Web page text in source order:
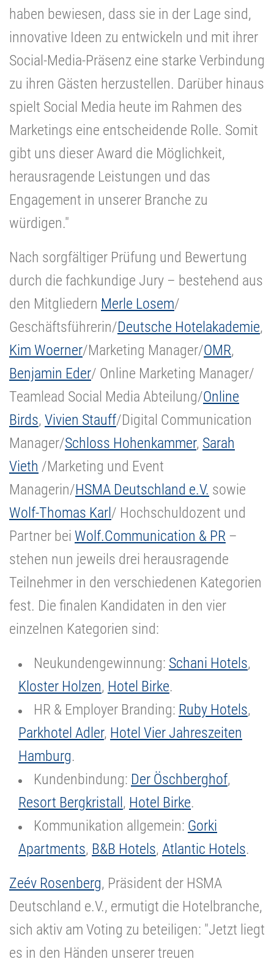
haben bewiesen, dass sie in der Lage sind,
innovative Ideen zu entwickeln und mit ihrer
Social-Media-Präsenz eine starke Verbindung
zu ihren Gästen herzustellen. Darüber hinaus
spielt Social Media heute im Rahmen des
Marketings eine entscheidende Rolle. Somit
gibt uns dieser Award die Möglichkeit,
herausragende Leistungen und das
Engagement in unserer Branche zu
würdigen."
Nach sorgfältiger Prüfung und Bewertung
durch die fachkundige Jury – bestehend aus
den Mitgliedern Merle Losem/
Geschäftsführerin/Deutsche Hotelakademie,
Kim Woerner/Marketing Manager/OMR,
Benjamin Eder/ Online Marketing Manager/
Teamlead Social Media Abteilung/Online
Birds, Vivien Stauff/Digital Communication
Manager/Schloss Hohenkammer, Sarah
Vieth /Marketing und Event
Managerin/HSMA Deutschland e.V. sowie
Wolf-Thomas Karl/ Hochschuldozent und
Partner bei Wolf.Communication & PR –
stehen nun jeweils drei herausragende
Teilnehmer in den verschiedenen Kategorien
fest. Die finalen Kandidaten in den vier
einzelnen Kategorien sind:
Neukundengewinnung: Schani Hotels,
Kloster Holzen, Hotel Birke.
HR & Employer Branding: Ruby Hotels,
Parkhotel Adler, Hotel Vier Jahreszeiten
Hamburg.
Kundenbindung: Der Öschberghof,
Resort Bergkristall, Hotel Birke.
Kommunikation allgemein: Gorki
Apartments, B&B Hotels, Atlantic Hotels.
Zeév Rosenberg, Präsident der HSMA
Deutschland e.V., ermutigt die Hotelbranche,
sich aktiv am Voting zu beteiligen: "Jetzt liegt
es in den Händen unserer treuen